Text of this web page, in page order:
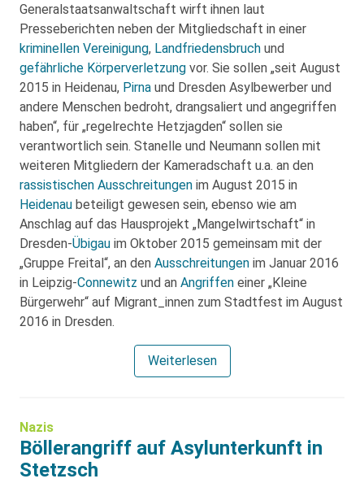
Generalstaatsanwaltschaft wirft ihnen laut
Presseberichten neben der Mitgliedschaft in einer
kriminellen Vereinigung, Landfriedensbruch und
gefährliche Körperverletzung vor. Sie sollen „seit August
2015 in Heidenau, Pirna und Dresden Asylbewerber und
andere Menschen bedroht, drangsaliert und angegriffen
haben“, für „regelrechte Hetzjagden“ sollen sie
verantwortlich sein. Stanelle und Neumann sollen mit
weiteren Mitgliedern der Kameradschaft u.a. an den
rassistischen Ausschreitungen im August 2015 in
Heidenau beteiligt gewesen sein, ebenso wie am
Anschlag auf das Hausprojekt „Mangelwirtschaft“ in
Dresden-Übigau im Oktober 2015 gemeinsam mit der
„Gruppe Freital“, an den Ausschreitungen im Januar 2016
in Leipzig-Connewitz und an Angriffen einer „Kleine
Bürgerwehr“ auf Migrant_innen zum Stadtfest im August
2016 in Dresden.
Weiterlesen
Nazis
Böllerangriff auf Asylunterkunft in
Stetzsch